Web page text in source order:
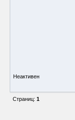
Неактивен
Страниц: 1